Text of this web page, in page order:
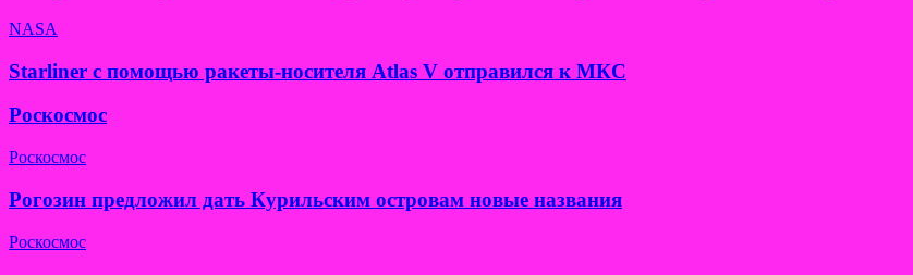
NASA
Starliner с помощью ракеты-носителя Atlas V отправился к МКС
Роскосмос
Роскосмос
Рогозин предложил дать Курильским островам новые названия
Роскосмос